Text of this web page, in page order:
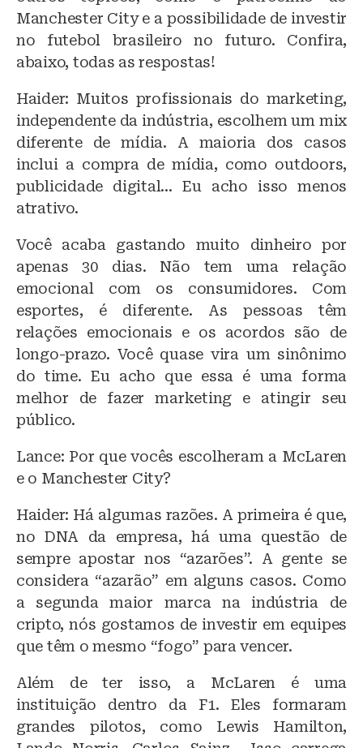
Manchester City e a possibilidade de investir
no futebol brasileiro no futuro. Confira,
abaixo, todas as respostas!
Haider: Muitos profissionais do marketing,
independente da indústria, escolhem um mix
diferente de mídia. A maioria dos casos
inclui a compra de mídia, como outdoors,
publicidade digital… Eu acho isso menos
atrativo.
Você acaba gastando muito dinheiro por
apenas 30 dias. Não tem uma relação
emocional com os consumidores. Com
esportes, é diferente. As pessoas têm
relações emocionais e os acordos são de
longo-prazo. Você quase vira um sinônimo
do time. Eu acho que essa é uma forma
melhor de fazer marketing e atingir seu
público.
Lance: Por que vocês escolheram a McLaren
e o Manchester City?
Haider: Há algumas razões. A primeira é que,
no DNA da empresa, há uma questão de
sempre apostar nos “azarões”. A gente se
considera “azarão” em alguns casos. Como
a segunda maior marca na indústria de
cripto, nós gostamos de investir em equipes
que têm o mesmo “fogo” para vencer.
Além de ter isso, a McLaren é uma
instituição dentro da F1. Eles formaram
grandes pilotos, como Lewis Hamilton,